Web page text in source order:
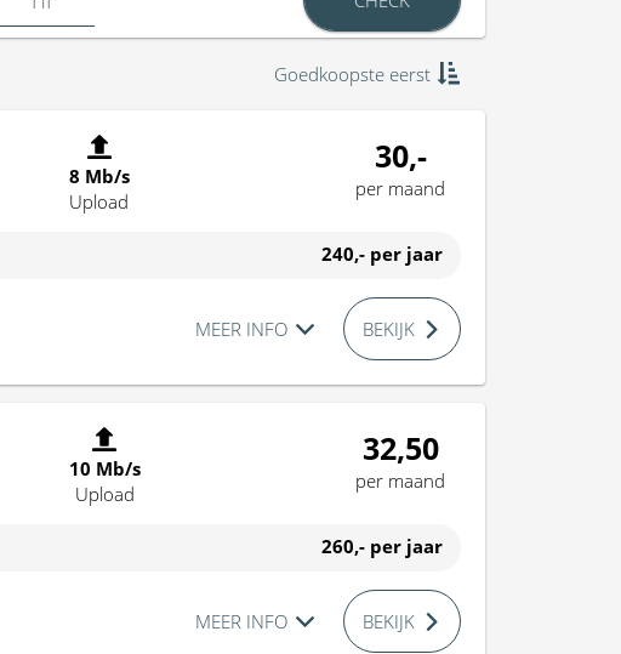
Goedkoopste eerst
8 Mb/s
Upload
30,-
per maand
240,- per jaar
MEER INFO BEKIJK
10 Mb/s
Upload
32,50
per maand
260,- per jaar
MEER INFO BEKIJK